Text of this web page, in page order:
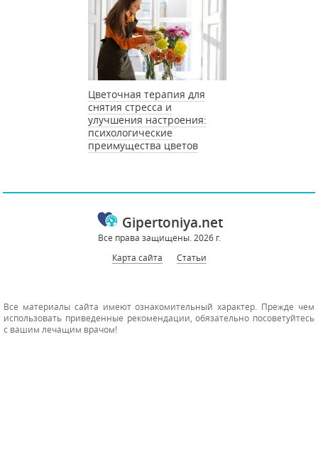
Цветочная терапия для
снятия стресса и
улучшения настроения:
психологические
преимущества цветов
Gipertoniya.net
Все права защищены. 2026 г.
Карта сайта
Статьи
Все материалы сайта имеют ознакомительный характер. Прежде чем
использовать приведенные рекомендации, обязательно посоветуйтесь
с вашим лечащим врачом!